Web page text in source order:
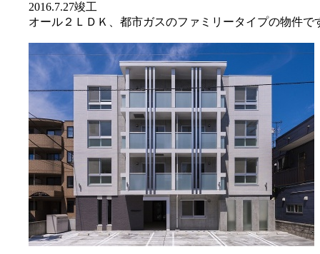
2016.7.27竣工
オール２ＬＤＫ、都市ガスのファミリータイプの物件で